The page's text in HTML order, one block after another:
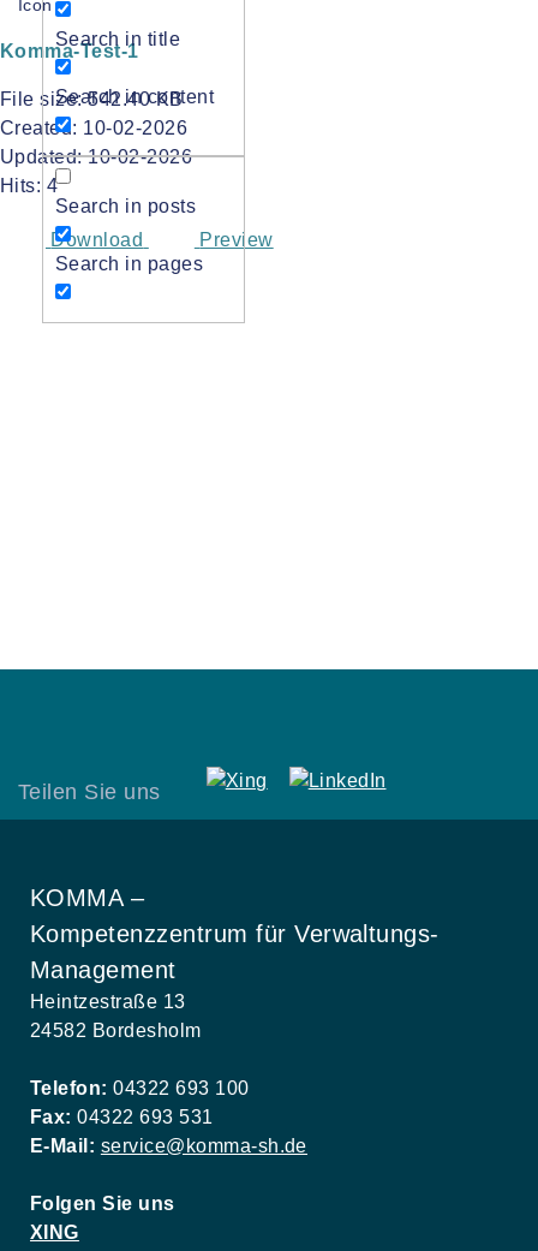
Search in title
Search in content
Search in posts
Search in pages
Komma-Test-1
File size: 542.40 KB
Created: 10-02-2026
Updated: 10-02-2026
Hits: 4
Download Preview
Teilen Sie uns
KOMMA –
Kompetenzzentrum für Verwaltungs-
Management
Heintzestraße 13
24582 Bordesholm
Telefon: 04322 693 100
Fax: 04322 693 531
E-Mail: service@komma-sh.de
Folgen Sie uns
XING